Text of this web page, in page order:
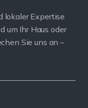
lokaler Expertise
um Ihr Haus oder
Sie uns an –